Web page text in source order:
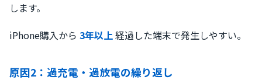
します。
iPhone購入から 3年以上経過した端末で発生しやすい。
原因2：過充電・過放電の繰り返し